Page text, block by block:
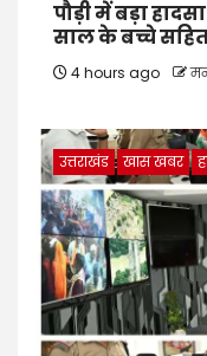
पौड़ी में बड़ा
साल के बच्चे सहित
4 hours ago
उत्तराखंड खास खबर